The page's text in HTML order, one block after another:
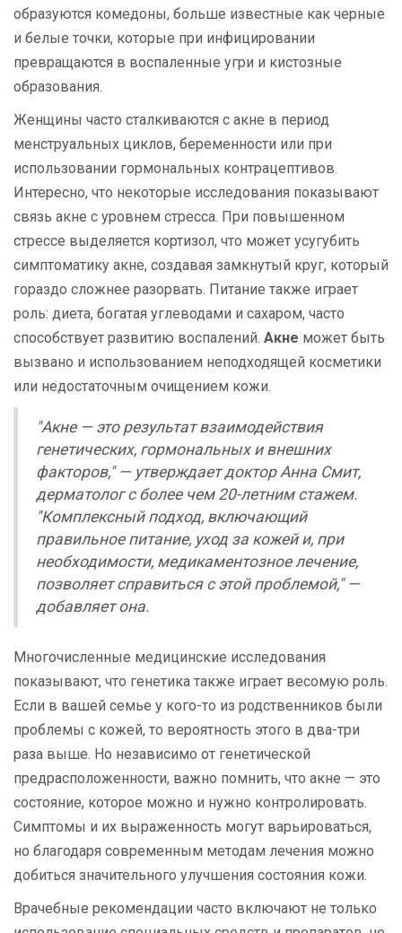
образуются комедоны, больше известные как черные
и белые точки, которые при инфицировании
превращаются в воспаленные угри и кистозные
образования.
Женщины часто сталкиваются с акне в период
менструальных циклов, беременности или при
использовании гормональных контрацептивов.
Интересно, что некоторые исследования показывают
связь акне с уровнем стресса. При повышенном
стрессе выделяется кортизол, что может усугубить
симптоматику акне, создавая замкнутый круг, который
гораздо сложнее разорвать. Питание также играет
роль: диета, богатая углеводами и сахаром, часто
способствует развитию воспалений. Акне может быть
вызвано и использованием неподходящей косметики
или недостаточным очищением кожи.
"Акне — это результат взаимодействия
генетических, гормональных и внешних
факторов," — утверждает доктор Анна Смит,
дерматолог с более чем 20-летним стажем.
"Комплексный подход, включающий
правильное питание, уход за кожей и, при
необходимости, медикаментозное лечение,
позволяет справиться с этой проблемой," —
добавляет она.
Многочисленные медицинские исследования
показывают, что генетика также играет весомую роль.
Если в вашей семье у кого-то из родственников были
проблемы с кожей, то вероятность этого в два-три
раза выше. Но независимо от генетической
предрасположенности, важно помнить, что акне — это
состояние, которое можно и нужно контролировать.
Симптомы и их выраженность могут варьироваться,
но благодаря современным методам лечения можно
добиться значительного улучшения состояния кожи.
Врачебные рекомендации часто включают не только